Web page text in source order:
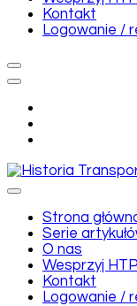
Kontakt
Logowanie /
Historia
Strona
Serie
O nas
Wesprzyj
Kontakt
Logowanie /